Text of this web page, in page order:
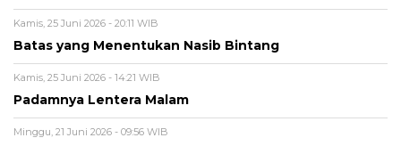
Kamis, 25 Juni 2026 - 20:11 WIB
Batas yang Menentukan Nasib Bintang
Kamis, 25 Juni 2026 - 14:21 WIB
Padamnya Lentera Malam
Minggu, 21 Juni 2026 - 09:56 WIB